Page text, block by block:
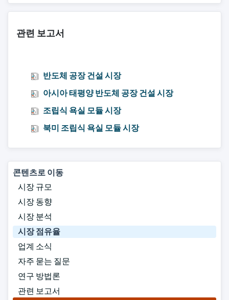
관련 보고서
반도체 공장 건설 시장
아시아 태평양 반도체 공장 건설 시장
조립식 욕실 모듈 시장
북미 조립식 욕실 모듈 시장
콘텐츠로 이동
시장 규모
시장 동향
시장 분석
시장 점유율
업계 소식
자주 묻는 질문
연구 방법론
관련 보고서